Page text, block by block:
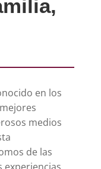
en los
medios
de las
experiencias